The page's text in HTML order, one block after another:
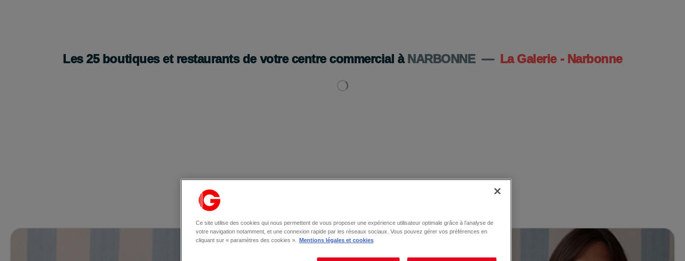
Les 25boutiques et restaurants de votre centre commercial à NARBONNE — La Galerie - Narbonne
Ce site utilise des cookies qui nous permettent de vous proposer une expérience utilisateur optimale grâce à l’analyse de
votre navigation notamment, et une connexion rapide par les réseaux sociaux. Vous pouvez gérer vos préférences en
cliquant sur « paramètres des cookies ».
Mentions légales et cookies